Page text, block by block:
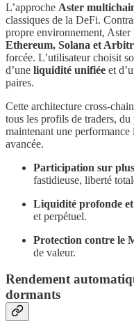
L’approche Aster
classiques de la DeFi.
propre environnement, Aster
Ethereum, Solana et
forcée. L’utilisateur choisit
d’une liquidité unifiée et
paires.
Cette architecture cross-
tous les profils de traders,
maintenant une
avancée.
Participation sur
fastidieuse, liberté
Liquidité profonde
et perpétuel.
Protection contre le
de valeur.
Rendement
dormants